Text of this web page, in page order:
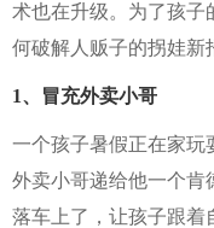
术也在升级。为了孩子
何破解人贩子的拐娃新
1、冒充外卖小哥
一个孩子暑假正在家玩
外卖小哥递给他一个肯
落车上了，让孩子跟着